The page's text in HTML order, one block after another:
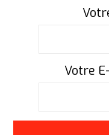
Votre